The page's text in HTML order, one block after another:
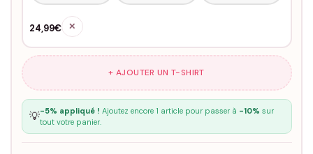
24,99€ ✕
+ AJOUTER UN T-SHIRT
💡-5% appliqué ! Ajoutez encore 1 article pour passer à -10% sur
tout votre panier.